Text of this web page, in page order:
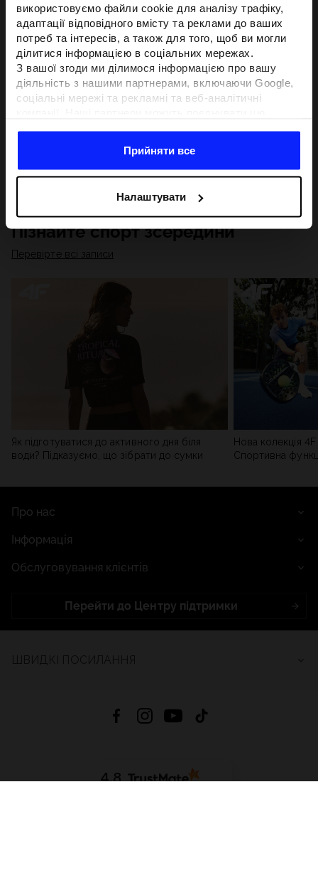
використовуємо файли cookie для аналізу трафіку,
адаптації відповідного вмісту та реклами до ваших
потреб та інтересів, а також для того, щоб ви могли
ділитися інформацією в соціальних мережах.
З вашої згоди ми ділимося інформацією про вашу
діяльність з нашими партнерами, включаючи Google,
соціальні мережі та рекламні та веб-аналітичні
отримують у результаті використання вами їхніх
послуг.З вашої згоди ми також можемо ділитися
з метою націлювання та покращення відображення
відповідної онлайн-реклами, проведення аналітики,
відповідності вмісту та вдосконалення рішень, які
пропонують наші партнери (наприклад, соціальні
мережі). Детальну інформацію можна знайти в нашій
та в розділі «Деталі».
Прийняти все
Налаштувати
Пізнайте спорт зсередини
Перевірте всі записи
Як підготуватися до активного дня біля
води? Підказуємо, що зібрати до сумки
Нова колекція
Спортивна
Про нас
Інформація
Обслуговування клієнтів
Перейти до Центру підтримки
4.8